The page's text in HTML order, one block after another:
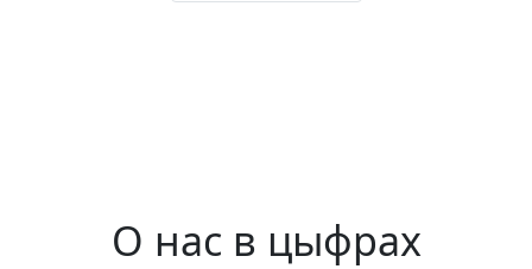
О нас в цыфрах